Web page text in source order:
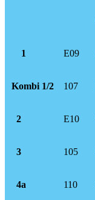
1 E09
Kombi 1/2 107
2 E10
3 105
4a 110